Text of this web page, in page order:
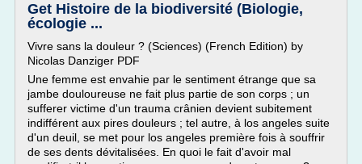
Get Histoire de la biodiversité (Biologie,
écologie ...
Vivre sans la douleur ? (Sciences) (French Edition) by
Nicolas Danziger PDF
Une femme est envahie par le sentiment étrange que sa
jambe douloureuse ne fait plus partie de son corps ; un
sufferer victime d'un trauma crânien devient subitement
indifférent aux pires douleurs ; tel autre, à los angeles suite
d'un deuil, se met pour los angeles première fois à souffrir
de ses dents dévitalisées. En quoi le fait d'avoir mal